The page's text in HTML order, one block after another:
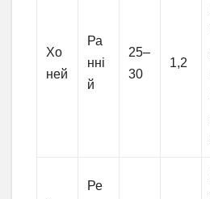
Хо
ней
Ра
нні
й
25–
30
1,2
Ре